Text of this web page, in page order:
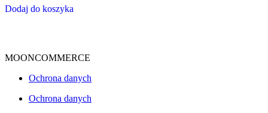
Dodaj do koszyka
MOONCOMMERCE
Ochrona danych
Ochrona danych